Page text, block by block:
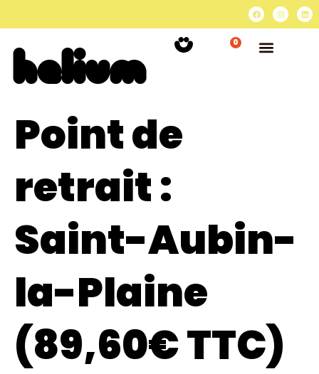
0
Point de
retrait :
Saint-Aubin-
la-Plaine
(89,60€ TTC)